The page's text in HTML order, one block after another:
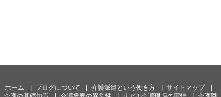
ホーム ブログについて 介護派遣という働き方
サイトマップ